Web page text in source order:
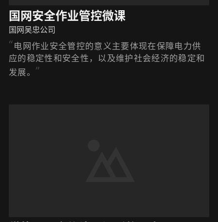
国网安全作业管控微课
国网吴忠公司
‌电网作业安全管控的意义主要体现在保障电力供
应的稳定性和安全性，以及维护社会经济的稳定和
发展。